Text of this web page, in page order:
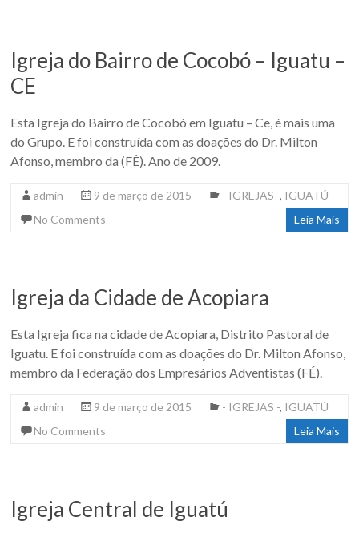
Igreja do Bairro de Cocobó – Iguatu –
CE
Esta Igreja do Bairro de Cocobó em Iguatu – Ce, é mais uma
do Grupo. E foi construída com as doações do Dr. Milton
Afonso, membro da (FÉ). Ano de 2009.
admin 9 de março de 2015 - IGREJAS -, IGUATÚ
No Comments
Leia Mais
Igreja da Cidade de Acopiara
Esta Igreja fica na cidade de Acopiara, Distrito Pastoral de
Iguatu. E foi construída com as doações do Dr. Milton Afonso,
membro da Federação dos Empresários Adventistas (FÉ).
admin 9 de março de 2015 - IGREJAS -, IGUATÚ
No Comments
Leia Mais
Igreja Central de Iguatú